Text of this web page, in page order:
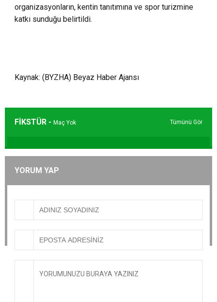
organizasyonların, kentin tanıtımına ve spor turizmine
katkı sunduğu belirtildi.
Kaynak: (BYZHA) Beyaz Haber Ajansı
FİKSTÜR - Maç Yok Tümünü Gör
YORUM YAP